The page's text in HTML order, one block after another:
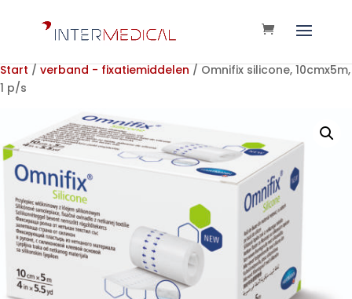
Start / verband - fixatiemiddelen / Omnifix silicone, 10cmx5m,
1 p/s